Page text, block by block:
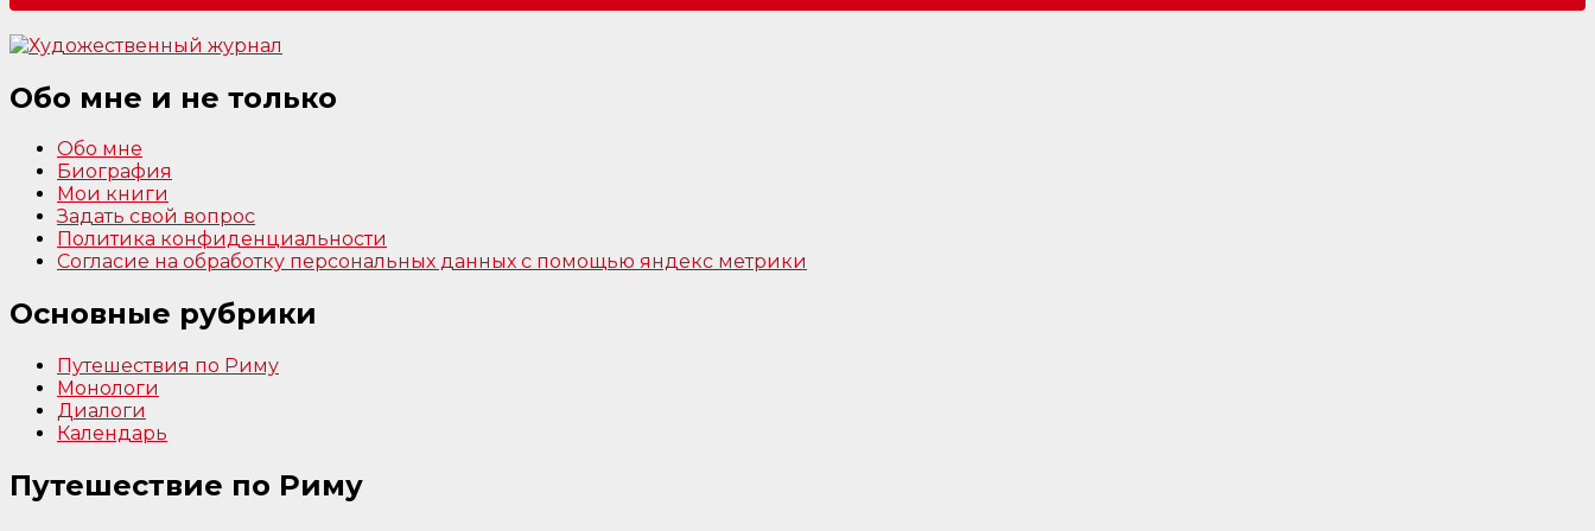
Обо мне и не только
Обо мне
Биография
Мои книги
Задать свой вопрос
Политика конфиденциальности
Согласие на обработку персональных данных с помощью яндекс метрики
Основные рубрики
Путешествия по Риму
Монологи
Диалоги
Календарь
Путешествие по Риму